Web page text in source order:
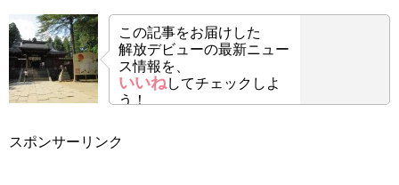
この記事をお届けした
解放デビューの最新ニュー
ス情報を、
いいねしてチェックしよ
う！
スポンサーリンク